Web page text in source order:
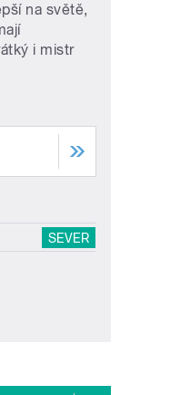
na světě,
i mistr
SEVER